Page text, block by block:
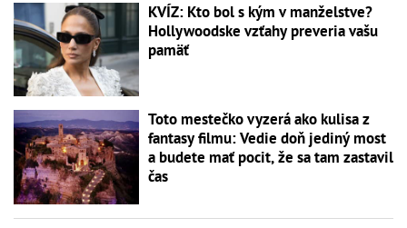
KVÍZ: Kto bol s kým v manželstve?
Hollywoodske vzťahy preveria vašu
pamäť
Toto mestečko vyzerá ako kulisa z
fantasy filmu: Vedie doň jediný most
a budete mať pocit, že sa tam zastavil
čas